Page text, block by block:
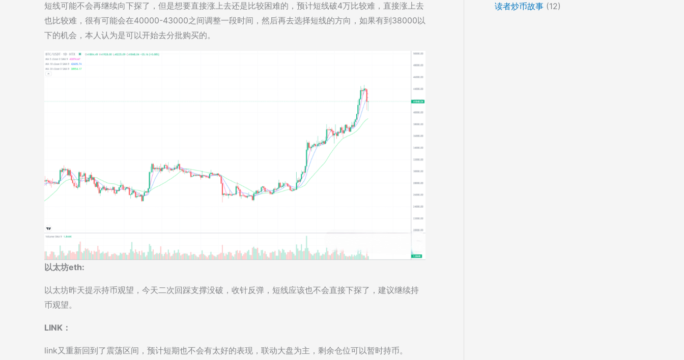
短线可能不会再继续向下探了，但是想要直接涨上去还是比较困难的，预计短线破4万比较难，直接涨上去
也比较难，很有可能会在40000-43000之间调整一段时间，然后再去选择短线的方向，如果有到38000以
下的机会，本人认为是可以开始去分批购买的。
以太坊eth:
以太坊昨天提示持币观望，今天二次回踩支撑没破，收针反弹，短线应该也不会直接下探了，建议继续持
币观望。
LINK：
link又重新回到了震荡区间，预计短期也不会有太好的表现，联动大盘为主，剩余仓位可以暂时持币。
读者炒币故事 (12)